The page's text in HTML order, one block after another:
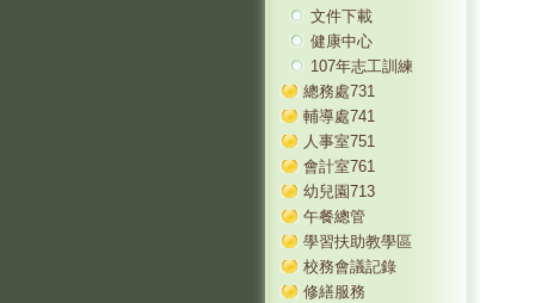
文件下載
健康中心
107年志工訓練
總務處731
輔導處741
人事室751
會計室761
幼兒園713
午餐總管
學習扶助教學區
校務會議記錄
修繕服務